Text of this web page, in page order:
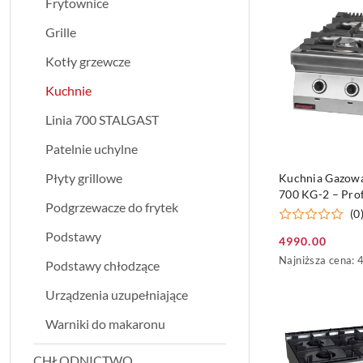
Grille
Kotły grzewcze
Kuchnie
Linia 700 STALGAST
Patelnie uchylne
Płyty grillowe
Podgrzewacze do frytek
Podstawy
Podstawy chłodzące
Urządzenia uzupełniające
Warniki do makaronu
Kuchnia
700 KG-2 –
Moc Gotowania(0)
Cena
promocyjna:
4990.00
Najniższa
przed
obniżką
Najniższa cena: